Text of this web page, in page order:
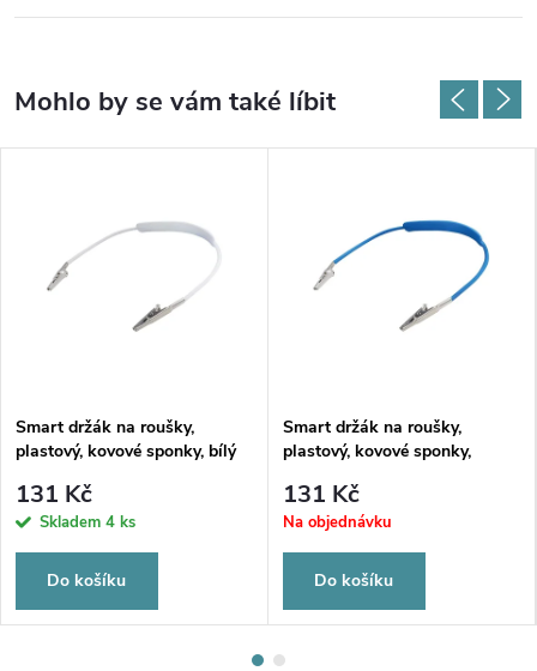
Smart držák na roušky,
plastový, kovové sponky, bílý
131 Kč
Skladem 4 ks
Do košíku
Smart držák na roušky,
plastový, kovové sponky,
131 Kč
Na objednávku
Do košíku